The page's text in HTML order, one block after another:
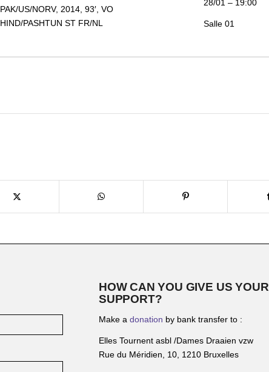
PAK/US/NORV, 2014, 93′, VO
HIND/PASHTUN ST FR/NL
28/01 – 19:00
Salle 01
HOW CAN YOU GIVE US YOUR
SUPPORT?
Make a donation by bank transfer to :
Elles Tournent asbl /Dames Draaien vzw
Rue du Méridien, 10, 1210 Bruxelles